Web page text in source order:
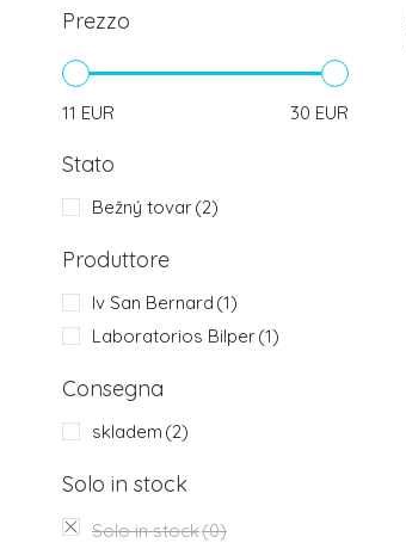
Prezzo
11 EUR 30 EUR
Stato
Bežný tovar(2)
Produttore
Iv San Bernard (1)
Laboratorios Bilper(1)
Consegna
skladem (2)
Solo in stock
Solo in stock(0)